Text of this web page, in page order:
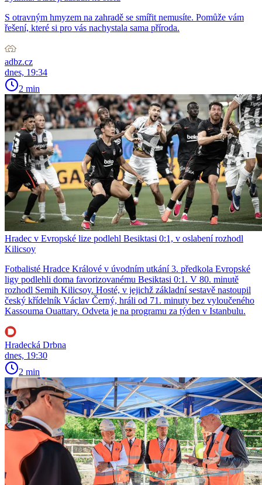
S otravným hmyzem na zahradě se smířit nemusíte. Pomůže vám
řešení, které si pro vás nachystala sama příroda.
adbz.cz
dnes, 19:34
2 min
Hradec v Evropské lize podlehl Besiktasi 0:1, v oslabení rozhodl
Kilicsoy
Fotbalisté Hradce Králové v úvodním utkání 3. předkola Evropské
ligy podlehli doma favorizovanému Besiktasi 0:1. V 80. minutě
rozhodl Semih Kilicsoy. Hosté, v jejichž základní sestavě nastoupil
český křídelník Václav Černý, hráli od 71. minuty bez vyloučeného
Kassouma Ouattary. Odveta je na programu za týden v Istanbulu.
Hradecká Drbna
dnes, 19:30
2 min